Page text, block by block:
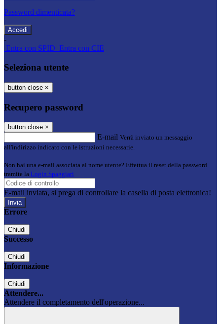
Password dimenticata?
-
Entra con SPID Entra con CIE
Seleziona utente
button close ×
Recupero password
button close ×
E-mail Verrà inviato un messaggio
all'indirizzo indicato con le istruzioni necessarie.
Non hai una e-mail associata al nome utente? Effettua il reset della password
tramite la Login Spaggiari
E-mail inviata, si prega di controllare la casella di posta elettronica!
Errore
Chiudi
Successo
Chiudi
Informazione
Chiudi
Attendere...
Attendere il completamento dell'operazione...